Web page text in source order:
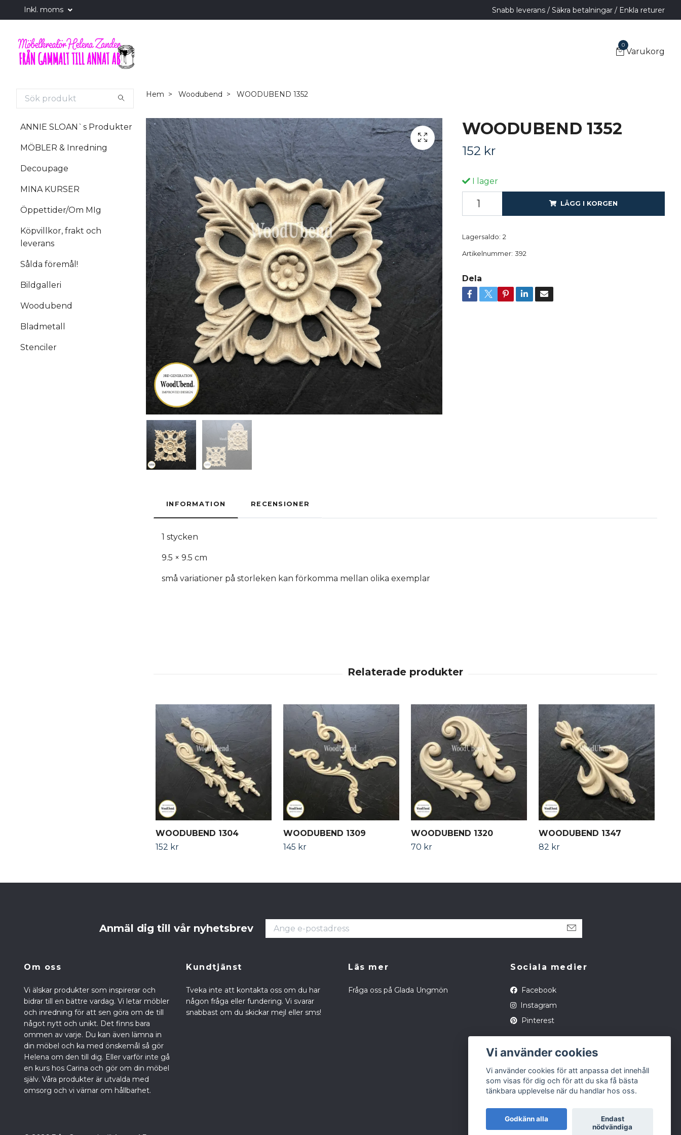
Inkl. moms Snabb leverans / Säkra betalningar / Enkla returer
0
Varukorg
ANNIE SLOAN`s Produkter
MÖBLER & Inredning
Decoupage
MINA KURSER
Öppettider/Om MIg
Köpvillkor, frakt och
leverans
Sålda föremål!
Bildgalleri
Woodubend
Bladmetall
Stenciler
Hem Woodubend WOODUBEND 1352
WOODUBEND 1352
152 kr
I lager
LÄGG I KORGEN
Lagersaldo: 2
Artikelnummer: 392
Dela
INFORMATION RECENSIONER
1 stycken
9.5 × 9.5 cm
små variationer på storleken kan förkomma mellan olika exemplar
WOODUBEND 1304
152 kr
WOODUBEND 1309
145 kr
WOODUBEND 1320
70 kr
WOODUBEND 1347
82 kr
Anmäl dig till vår nyhetsbrev
Om oss
Vi älskar produkter som inspirerar och
bidrar till en bättre vardag. Vi letar möbler
och inredning för att sen göra om de till
något nytt och unikt. Det finns bara
ommen av varje. Du kan även lämna in
din möbel och ka med önskemål så gör
Helena om den till dig. Eller varför inte gå
en kurs hos Carina och gör om din möbel
själv. Våra produkter är utvalda med
omsorg och vi värnar om hållbarhet.
Kundtjänst
Tveka inte att kontakta oss om du har
någon fråga eller fundering. Vi svarar
snabbast om du skickar mejl eller sms!
Läs mer
Fråga oss på Glada Ungmön
Sociala medier
Facebook
Instagram
Pinterest
Vi använder cookies
Vi använder cookies för att anpassa det innehåll
som visas för dig och för att du ska få bästa
tänkbara upplevelse när du handlar hos oss.
Godkänn alla
Endast
nödvändiga